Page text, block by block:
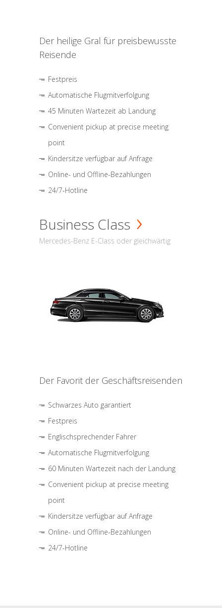
Der heilige Gral für preisbewusste
Reisende
Festpreis
Automatische Flugmitverfolgung
45 Minuten Wartezeit ab Landung
Convenient pickup at precise meeting
point
Kindersitze verfügbar auf Anfrage
Online- und Offline-Bezahlungen
24/7-Hotline
Business Class
Mercedes-Benz E-Class oder gleichwärtig
Der Favorit der Geschäftsreisenden
Schwarzes Auto garantiert
Festpreis
Englischsprechender Fahrer
Automatische Flugmitverfolgung
60 Minuten Wartezeit nach der Landung
Convenient pickup at precise meeting
point
Kindersitze verfügbar auf Anfrage
Online- und Offline-Bezahlungen
24/7-Hotline